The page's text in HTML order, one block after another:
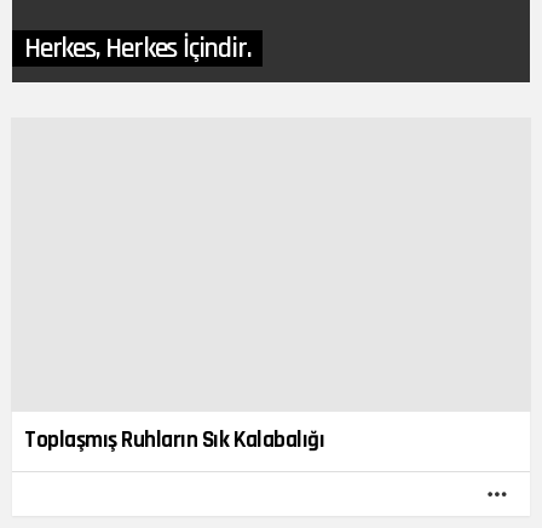
Herkes, Herkes İçindir.
Toplaşmış Ruhların Sık Kalabalığı